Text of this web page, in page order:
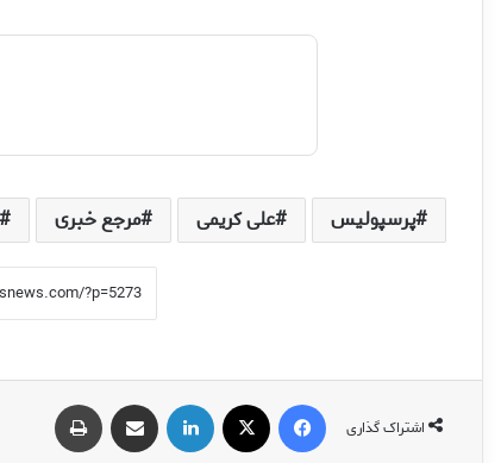
پرسپولیس علی کریمی مرجع خبری
اشتراک گذاری
فیس بوک لینکدین اشتراک گذاری از طریق ایمیل